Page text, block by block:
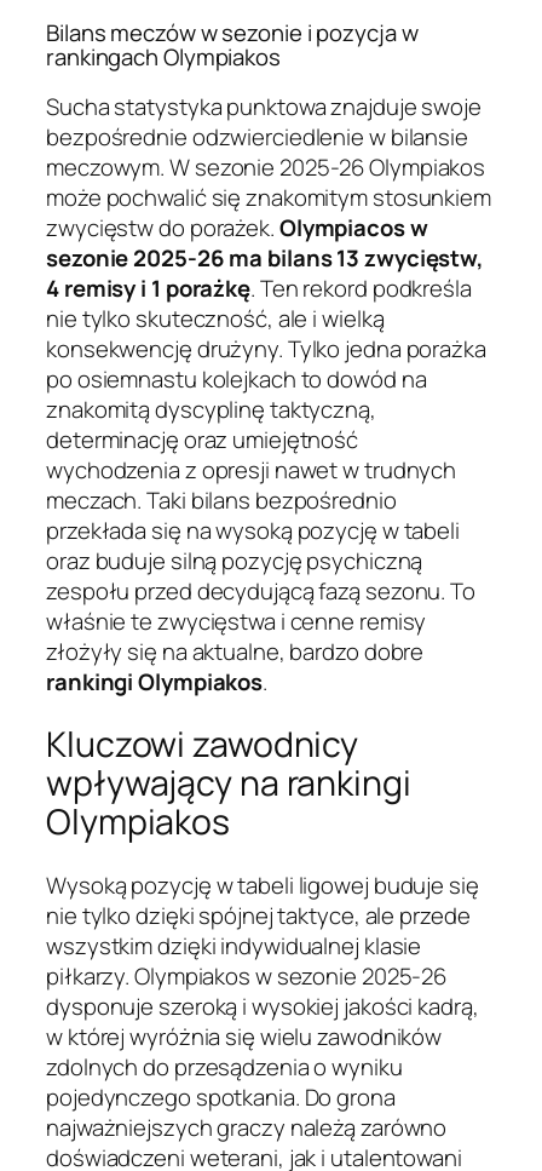
Bilans meczów w sezonie i pozycja w
rankingach Olympiakos
Sucha statystyka punktowa znajduje swoje
bezpośrednie odzwierciedlenie w bilansie
meczowym. W sezonie 2025-26 Olympiakos
może pochwalić się znakomitym stosunkiem
zwycięstw do porażek.Olympiacos w
sezonie 2025-26 ma bilans 13 zwycięstw,
4 remisy i 1 porażkę. Ten rekord podkreśla
nie tylko skuteczność, ale i wielką
konsekwencję drużyny. Tylko jedna porażka
po osiemnastu kolejkach to dowód na
znakomitą dyscyplinę taktyczną,
determinację oraz umiejętność
wychodzenia z opresji nawet w trudnych
meczach. Taki bilans bezpośrednio
przekłada się na wysoką pozycję w tabeli
oraz buduje silną pozycję psychiczną
zespołu przed decydującą fazą sezonu. To
właśnie te zwycięstwa i cenne remisy
złożyły się na aktualne, bardzo dobre
rankingi Olympiakos.
Kluczowi zawodnicy
wpływający na rankingi
Olympiakos
Wysoką pozycję w tabeli ligowej buduje się
nie tylko dzięki spójnej taktyce, ale przede
wszystkim dzięki indywidualnej klasie
piłkarzy. Olympiakos w sezonie 2025-26
dysponuje szeroką i wysokiej jakości kadrą,
w której wyróżnia się wielu zawodników
zdolnych do przesądzenia o wyniku
pojedynczego spotkania. Do grona
najważniejszych graczy należą zarówno
doświadczeni weterani, jak i utalentowani